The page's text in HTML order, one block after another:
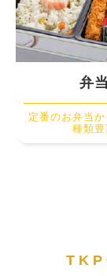
弁当
定番のお弁当
種類豊
TKP